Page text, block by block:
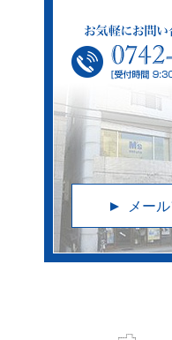
メー